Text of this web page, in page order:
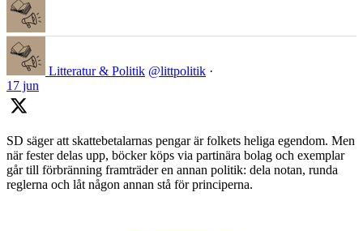
Litteratur & Politik @littpolitik ·
17 jun
SD säger att skattebetalarnas pengar är folkets heliga egendom. Men
när fester delas upp, böcker köps via partinära bolag och exemplar
går till förbränning framträder en annan politik: dela notan, runda
reglerna och låt någon annan stå för principerna.